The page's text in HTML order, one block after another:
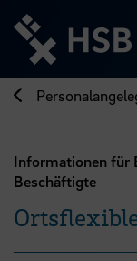
zum
Seiteninhalt
springen
Informationen für
Beschäftigte